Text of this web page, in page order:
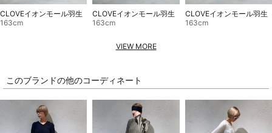
CLOVEイオンモール羽生
163cm
CLOVEイオンモール羽生
163cm
CLOVEイオンモール羽生
163cm
VIEW MORE
このブランドの他のコーディネート